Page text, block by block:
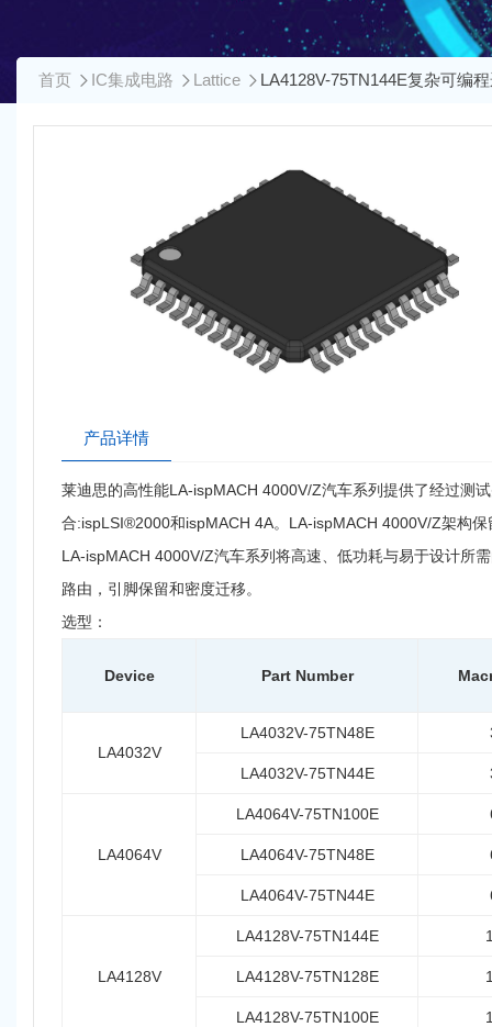
首页 IC集成电路 Lattice LA4128V-75TN144E复杂可编
产品详情
莱迪思的高性能LA-ispMACH 4000V/Z汽车系列提供了经过测
合:ispLSI®2000和ispMACH 4A。LA-ispMACH 4000V/Z架构
LA-ispMACH 4000V/Z汽车系列将高速、低功耗与易于设计所
路由，引脚保留和密度迁移。
选型：
Device Part Number
LA4032V
LA4032V-75TN48E
LA4032V-75TN44E
LA4064V
LA4064V-75TN100E
LA4064V-75TN48E
LA4064V-75TN44E
LA4128V
LA4128V-75TN144E
LA4128V-75TN128E
LA4128V-75TN100E